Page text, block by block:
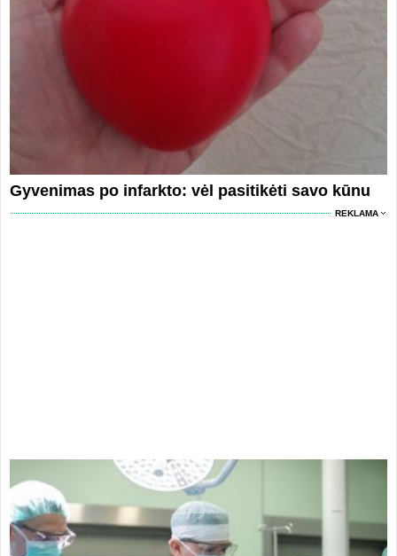
Gyvenimas po infarkto: vėl pasitikėti savo kūnu
REKLAMA